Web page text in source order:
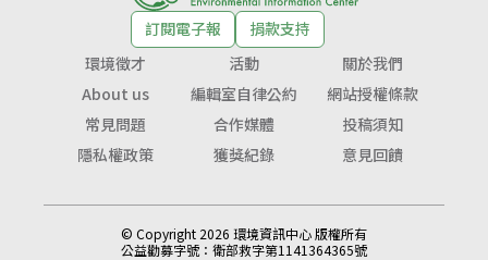
訂閱電子報
捐款支持
環境徵才
活動
關於我們
About us
編輯室自律公約
網站授權條款
常見問題
合作媒體
投稿須知
隱私權政策
獲獎紀錄 意見回饋
© Copyright 2026 環境資訊中心 版權所有
公益勸募字號： 衛部救字第1141364365號